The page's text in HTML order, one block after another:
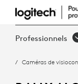
RALLY
AIProfessionnels
Caméras de